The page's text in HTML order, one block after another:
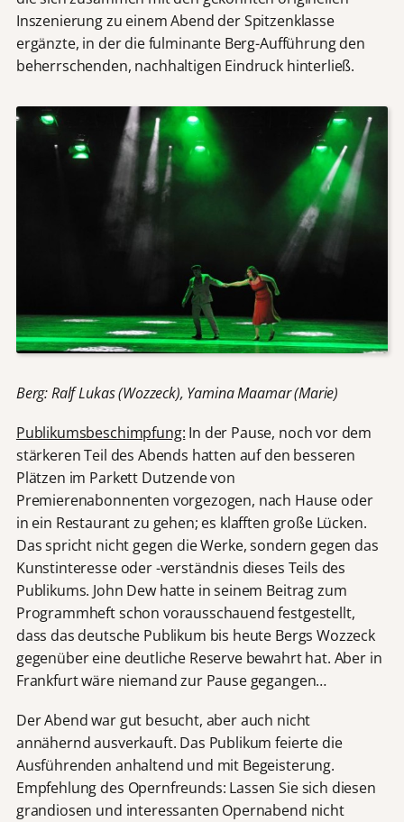
Inszenierung zu einem Abend der Spitzenklasse
ergänzte, in der die fulminante Berg-Aufführung den
beherrschenden, nachhaltigen Eindruck hinterließ.
Berg: Ralf Lukas (Wozzeck), Yamina Maamar (Marie)
Publikumsbeschimpfung: In der Pause, noch vor dem
stärkeren Teil des Abends hatten auf den besseren
Plätzen im Parkett Dutzende von
Premierenabonnenten vorgezogen, nach Hause oder
in ein Restaurant zu gehen; es klafften große Lücken.
Das spricht nicht gegen die Werke, sondern gegen das
Kunstinteresse oder -verständnis dieses Teils des
Publikums. John Dew hatte in seinem Beitrag zum
Programmheft schon vorausschauend festgestellt,
dass das deutsche Publikum bis heute Bergs Wozzeck
gegenüber eine deutliche Reserve bewahrt hat. Aber in
Frankfurt wäre niemand zur Pause gegangen…
Der Abend war gut besucht, aber auch nicht
annähernd ausverkauft. Das Publikum feierte die
Ausführenden anhaltend und mit Begeisterung.
Empfehlung des Opernfreunds: Lassen Sie sich diesen
grandiosen und interessanten Opernabend nicht